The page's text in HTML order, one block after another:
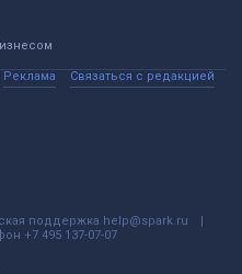
Реклама Связаться с редакцией
поддержка help@spark.ru
+7 495 137-07-07